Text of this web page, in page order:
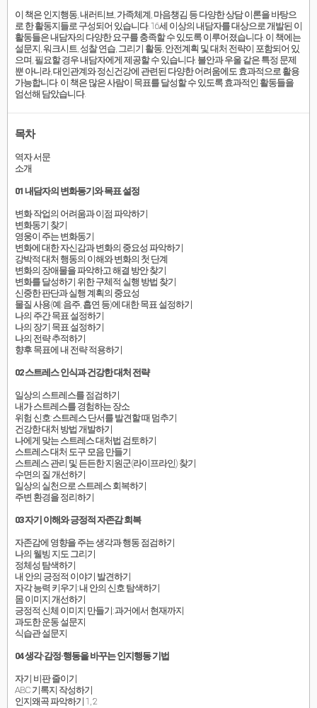
이 책은 인지행동, 내러티브, 가족체계, 마음챙김 등 다양한 상담 이론을 바탕으
로 한 활동지들로 구성되어 있습니다. 16세 이상의 내담자를 대상으로 개발된 이
활동들은 내담자의 다양한 요구를 충족할 수 있도록 이루어졌습니다. 이 책에는
설문지, 워크시트, 성찰 연습, 그리기 활동, 안전계획 및 대처 전략이 포함되어 있
으며, 필요할 경우 내담자에게 제공할 수 있습니다. 불안과 우울 같은 특정 문제
뿐 아니라, 대인관계와 정신건강에 관련된 다양한 어려움에도 효과적으로 활용
가능합니다. 이 책은 많은 사람이 목표를 달성할 수 있도록 효과적인 활동들을
엄선해 담았습니다.
목차
역자 서문
소개
01 내담자의 변화동기와 목표 설정
변화 작업의 어려움과 이점 파악하기
변화동기 찾기
영웅이 주는 변화동기
변화에 대한 자신감과 변화의 중요성 파악하기
강박적 대처 행동의 이해와 변화의 첫 단계
변화의 장애물을 파악하고 해결 방안 찾기
변화를 달성하기 위한 구체적 실행 방법 찾기
신중한 판단과 실행 계획의 중요성
물질 사용(예: 음주, 흡연 등)에 대한 목표 설정하기
나의 주간 목표 설정하기
나의 장기 목표 설정하기
나의 전략 추적하기
향후 목표에 내 전략 적용하기
02 스트레스 인식과 건강한 대처 전략
일상의 스트레스를 점검하기
내가 스트레스를 경험하는 장소
위험 신호: 스트레스 단서를 발견할 때 멈추기
건강한 대처 방법 개발하기
나에게 맞는 스트레스 대처법 검토하기
스트레스 대처 도구 모음 만들기
스트레스 관리 및 든든한 지원군(라이프라인) 찾기
수면의 질 개선하기
일상의 실천으로 스트레스 회복하기
주변 환경을 정리하기
03 자기 이해와 긍정적 자존감 회복
자존감에 영향을 주는 생각과 행동 점검하기
나의 웰빙 지도 그리기
정체성 탐색하기
내 안의 긍정적 이야기 발견하기
자각 능력 키우기: 내 안의 신호 탐색하기
몸 이미지 개선하기
긍정적 신체 이미지 만들기: 과거에서 현재까지
과도한 운동 설문지
식습관 설문지
04 생각·감정·행동을 바꾸는 인지행동 기법
자기 비판 줄이기
ABC 기록지 작성하기
인지왜곡 파악하기 1, 2